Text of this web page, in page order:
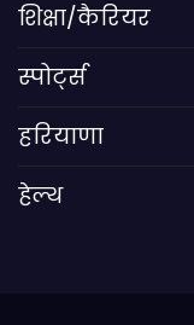
शिक्षा/कैरियर
स्पोर्ट्स
हरियाणा
हेल्थ